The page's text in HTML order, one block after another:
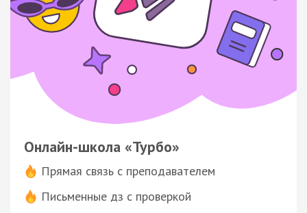
Онлайн-школа «Турбо»
Прямая связь с преподавателем
Письменные дз с проверкой